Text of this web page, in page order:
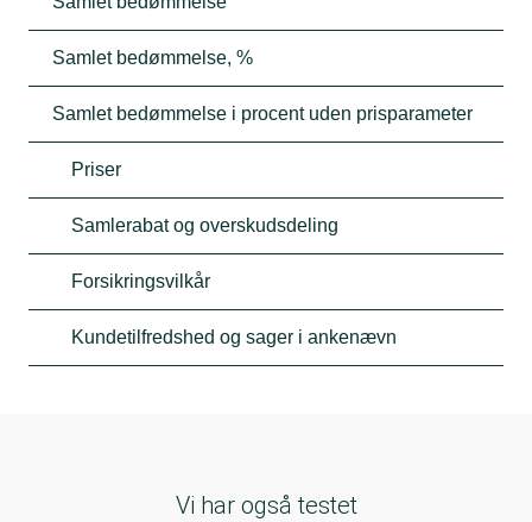
Samlet bedømmelse, %
Samlet bedømmelse i procent uden prisparameter
Priser
Samlerabat og overskudsdeling
Forsikringsvilkår
Kundetilfredshed og sager i ankenævn
Vi har også testet